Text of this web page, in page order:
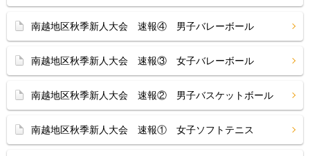
南越地区秋季新人大会 速報④ 男子バレーボール
南越地区秋季新人大会 速報③ 女子バレーボール
南越地区秋季新人大会 速報② 男子バスケットボール
南越地区秋季新人大会 速報① 女子ソフトテニス